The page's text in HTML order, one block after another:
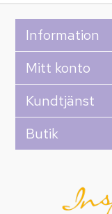
Information
Mitt konto
Kundtjänst
Butik